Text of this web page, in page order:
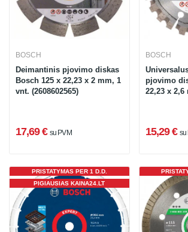
BOSCH
Deimantinis pjovimo diskas
Bosch 125 x 22,23 x 2 mm, 1
vnt. (2608602565)
17,69 € su PVM
BOSCH
pjovimo
22,23 x 2,6
15,29 € su
PIGIAUSIAS KAINA24.LT
PRISTATYMAS PER 1 D.D.